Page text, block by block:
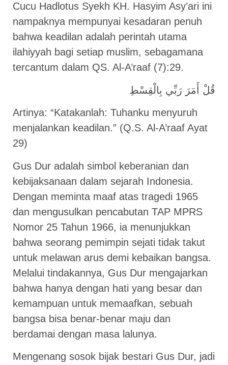
Cucu Hadlotus Syekh KH. Hasyim Asy’ari ini
nampaknya mempunyai kesadaran penuh
bahwa keadilan adalah perintah utama
ilahiyyah bagi setiap muslim, sebagamana
tercantum dalam QS. Al-A’raaf (7):29.
قُلْ أَمَرَ رَبِّي بِالْقِسْطِ
Artinya: “Katakanlah: Tuhanku menyuruh
menjalankan keadilan.” (Q.S. Al-A’raaf Ayat
29)
Gus Dur adalah simbol keberanian dan
kebijaksanaan dalam sejarah Indonesia.
Dengan meminta maaf atas tragedi 1965
dan mengusulkan pencabutan TAP MPRS
Nomor 25 Tahun 1966, ia menunjukkan
bahwa seorang pemimpin sejati tidak takut
untuk melawan arus demi kebaikan bangsa.
Melalui tindakannya, Gus Dur mengajarkan
bahwa hanya dengan hati yang besar dan
kemampuan untuk memaafkan, sebuah
bangsa bisa benar-benar maju dan
berdamai dengan masa lalunya.
Mengenang sosok bijak bestari Gus Dur, jadi